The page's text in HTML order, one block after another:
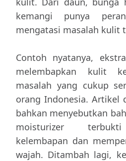
kemangi punya
mengatasi masalah kulit
Contoh nyatanya,
melembapkan kulit
masalah yang cukup
orang Indonesia. Artikel
bahkan menyebutkan
moisturizer
kelembapan dan
wajah. Ditambah lagi,